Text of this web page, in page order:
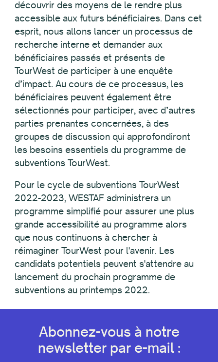
découvrir des moyens de le rendre plus
accessible aux futurs bénéficiaires. Dans cet
esprit, nous allons lancer un processus de
recherche interne et demander aux
bénéficiaires passés et présents de
TourWest de participer à une enquête
d’impact. Au cours de ce processus, les
bénéficiaires peuvent également être
sélectionnés pour participer, avec d’autres
parties prenantes concernées, à des
groupes de discussion qui approfondiront
les besoins essentiels du programme de
subventions TourWest.
Pour le cycle de subventions TourWest
2022-2023, WESTAF administrera un
programme simplifié pour assurer une plus
grande accessibilité au programme alors
que nous continuons à chercher à
réimaginer TourWest pour l'avenir. Les
candidats potentiels peuvent s'attendre au
lancement du prochain programme de
subventions au printemps 2022.
Abonnez-vous à notre
newsletter par e-mail :